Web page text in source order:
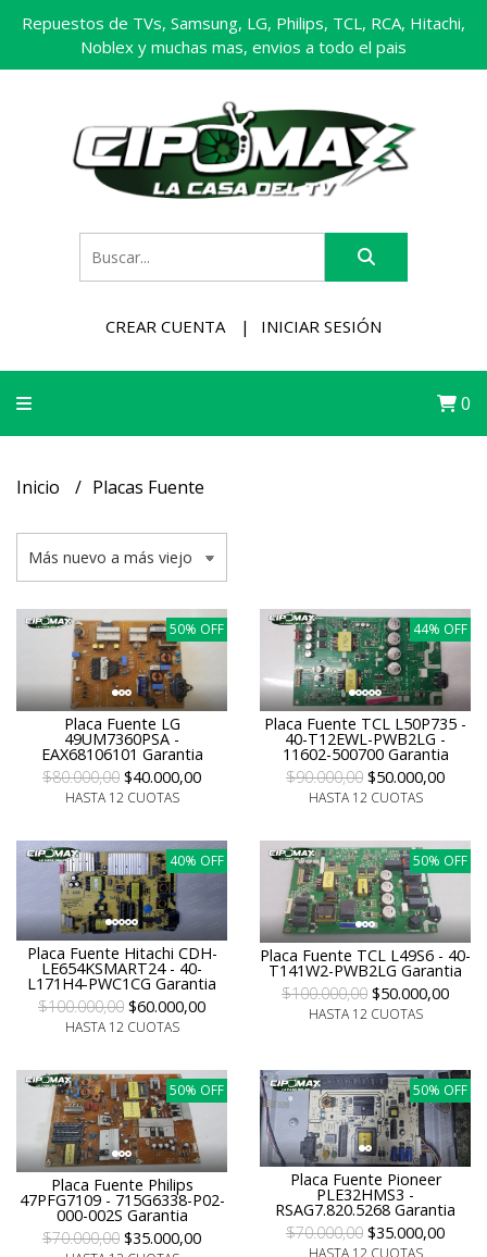
Repuestos de TVs, Samsung, LG, Philips, TCL, RCA, Hitachi,
Noblex y muchas mas, envios a todo el pais
CREAR CUENTA INICIAR SESIÓN
0
Inicio Placas Fuente
50% OFF
Placa Fuente LG
49UM7360PSA -
EAX68106101 Garantia
$80.000,00 $40.000,00
HASTA 12 CUOTAS
44% OFF
Placa Fuente TCL L50P735 -
40-T12EWL-PWB2LG -
11602-500700 Garantia
$90.000,00 $50.000,00
HASTA 12 CUOTAS
40% OFF
Placa Fuente Hitachi CDH-
LE654KSMART24 - 40-
L171H4-PWC1CG Garantia
$100.000,00 $60.000,00
HASTA 12 CUOTAS
50% OFF
Placa Fuente TCL L49S6 - 40-
T141W2-PWB2LG Garantia
$100.000,00 $50.000,00
HASTA 12 CUOTAS
50% OFF
Placa Fuente Philips
47PFG7109 - 715G6338-P02-
000-002S Garantia
$70.000,00 $35.000,00
50% OFF
Placa Fuente Pioneer
PLE32HMS3 -
RSAG7.820.5268 Garantia
$70.000,00 $35.000,00